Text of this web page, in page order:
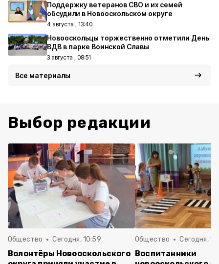
Поддержку ветеранов СВО и их семей
обсудили в Новооскольском округе
4 августа , 13:40
Новооскольцы торжественно отметили День
ВДВ в парке Воинской Славы
3 августа , 08:51
Все материалы
Выбор редакции
Общество Сегодня, 10:59
Волонтёры Новооскольского
Общество Сегодня,
Воспитанники